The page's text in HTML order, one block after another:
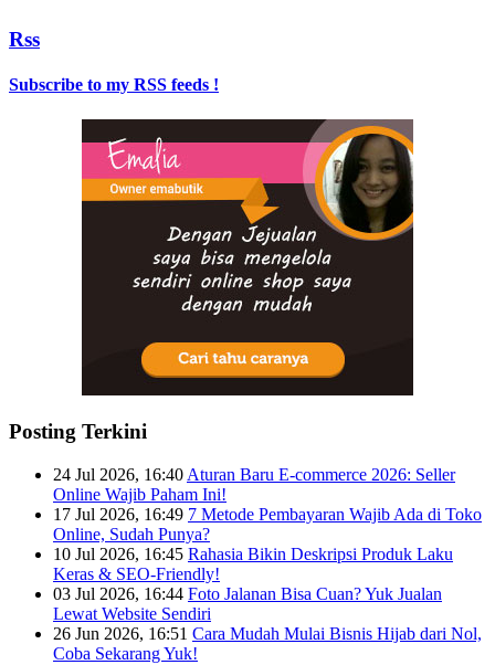
Rss
Subscribe to my RSS feeds !
Posting Terkini
24 Jul 2026, 16:40 Aturan Baru E-commerce 2026: Seller
Online Wajib Paham Ini!
17 Jul 2026, 16:49 7 Metode Pembayaran Wajib Ada di Toko
Online, Sudah Punya?
10 Jul 2026, 16:45 Rahasia Bikin Deskripsi Produk Laku
Keras & SEO-Friendly!
03 Jul 2026, 16:44 Foto Jalanan Bisa Cuan? Yuk Jualan
Lewat Website Sendiri
26 Jun 2026, 16:51 Cara Mudah Mulai Bisnis Hijab dari Nol,
Coba Sekarang Yuk!